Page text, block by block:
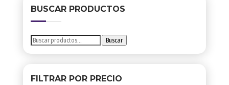
BUSCAR PRODUCTOS
Buscar
Buscar
FILTRAR POR PRECIO